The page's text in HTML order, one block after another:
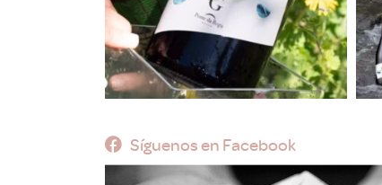
Síguenos en Facebook